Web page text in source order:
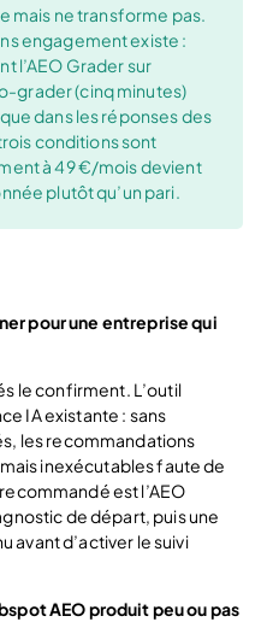
mais ne transforme pas.
engagement existe :
l’AEO Grader sur
grader (cinq minutes)
dans les réponses des
conditions sont
à 49 €/mois devient
plutôt qu’un pari.
pour une entreprise qui
le confirment. L’outil
IA existante : sans
les recommandations
inexécutables faute de
est l’AEO
de départ, puis une
avant d’activer le suivi
AEO produit peu ou pas